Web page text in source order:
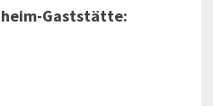
Gaststätte: